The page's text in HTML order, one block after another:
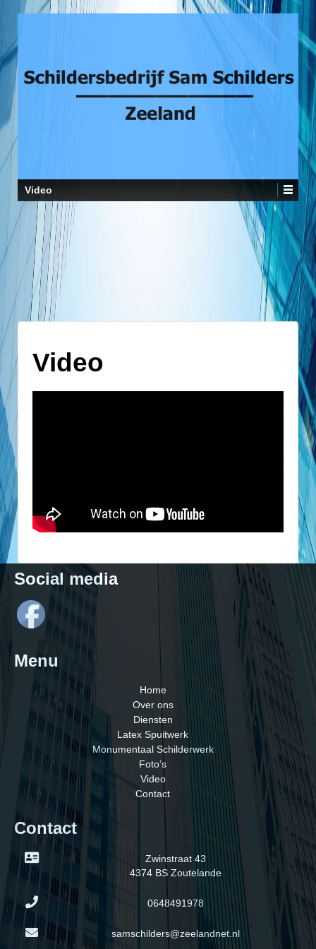
Video
Video
Social media
Menu
Home
Over ons
Diensten
Latex Spuitwerk
Monumentaal Schilderwerk
Foto’s
Video
Contact
Contact
Zwinstraat 43
4374 BS Zoutelande
0648491978
samschilders@zeelandnet.nl